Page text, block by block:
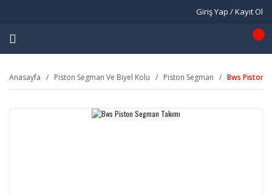
Giriş Yap / Kayıt Ol
Anasayfa Piston Segman Ve Biyel Kolu Piston Segman Bws Piston